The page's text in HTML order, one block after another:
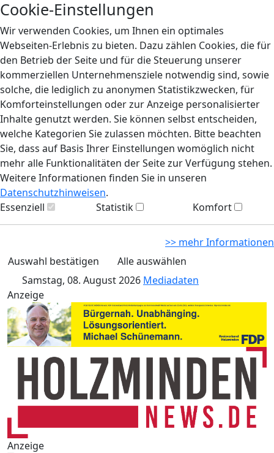
Cookie-Einstellungen
Wir verwenden Cookies, um Ihnen ein optimales
Webseiten-Erlebnis zu bieten. Dazu zählen Cookies, die für
den Betrieb der Seite und für die Steuerung unserer
kommerziellen Unternehmensziele notwendig sind, sowie
solche, die lediglich zu anonymen Statistikzwecken, für
Komforteinstellungen oder zur Anzeige personalisierter
Inhalte genutzt werden. Sie können selbst entscheiden,
welche Kategorien Sie zulassen möchten. Bitte beachten
Sie, dass auf Basis Ihrer Einstellungen womöglich nicht
mehr alle Funktionalitäten der Seite zur Verfügung stehen.
Weitere Informationen finden Sie in unseren
Datenschutzhinweisen.
Essenziell
Statistik Komfort
>> mehr Informationen
Auswahl bestätigen
Alle auswählen
Samstag, 08. August 2026 Mediadaten
Anzeige
Anzeige